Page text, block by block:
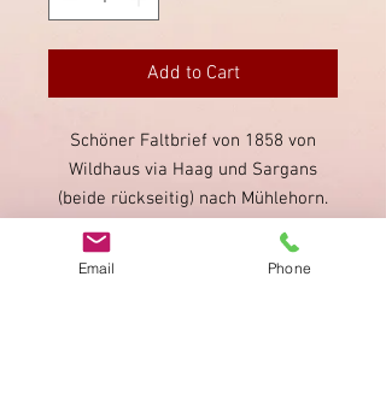
Add to Cart
Schöner Faltbrief von 1858 von
Wildhaus via Haag und Sargans
(beide rückseitig) nach Mühlehorn.
Saubere Fingerhutstempel von
Wildhaus, auch auf dem Strubeli
Email Phone